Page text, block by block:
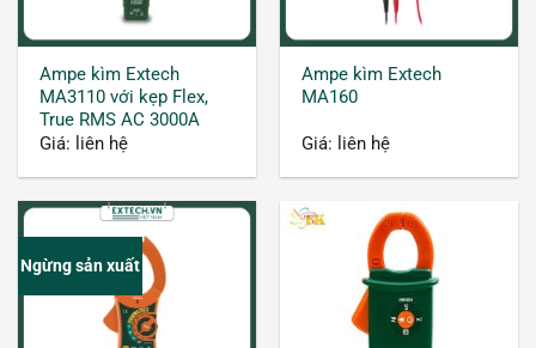
Cấu tạo và nguyên lý hoạt động
Các bộ phận của đồng hồ kẹp dòng
Ampe kìm Extech
MA3110 với kẹp Flex,
True RMS AC 3000A
Giá: liên hệ
Ampe kìm Extech
MA160
Giá: liên hệ
Ngừng sản xuất